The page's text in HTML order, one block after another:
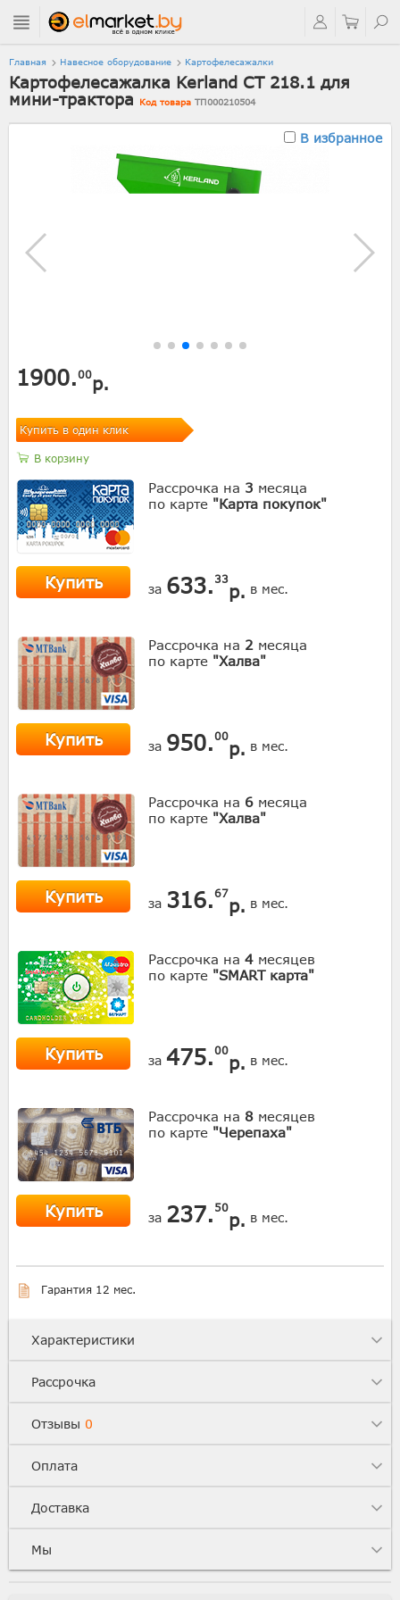
Главная Навесное оборудование Картофелесажалки
Картофелесажалка Kerland СТ 218.1 для
мини-трактора
Код товара ТП000210504
В избранное
1900.00р.
Купить в один клик
В корзину
Рассрочка на 3 месяца
по карте "Карта покупок"
Купить за 633. 33
р. в мес.
Рассрочка на 2 месяца
по карте "Халва"
Купить за 950.00
р. в мес.
Рассрочка на 6 месяца
по карте "Халва"
Купить за 316.67
р. в мес.
Рассрочка на 4 месяцев
по карте "SMART карта"
Купить за 475.00
р. в мес.
Рассрочка на 8 месяцев
по карте "Черепаха"
Купить за 237. 50
р. в мес.
Гарантия 12 мес.
Характеристики
Рассрочка
Отзывы 0
Оплата
Доставка
Мы